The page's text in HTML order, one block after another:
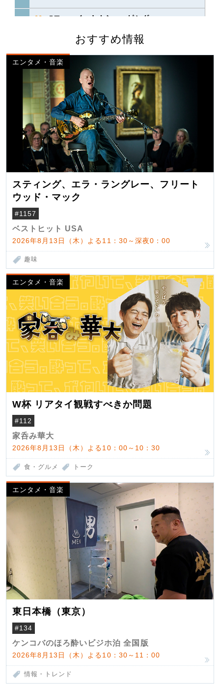
おすすめ情報
エンタメ・音楽
スティング、エラ・ラングレー、フリート
ウッド・マック
#1157
ベストヒット USA
2026年8月13日（木）よる11：30～深夜0：00
趣味
エンタメ・音楽
W杯 リアタイ観戦すべきか問題
#112
家呑み華大
2026年8月13日（木）よる10：00～10：30
食・グルメ トーク
エンタメ・音楽
東日本橋（東京）
#134
ケンコバのほろ酔いビジホ泊 全国版
2026年8月13日（木）よる10：30～11：00
情報・トレンド